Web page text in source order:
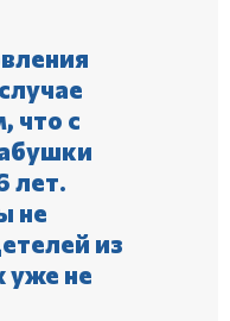
чтo c
лет.
не
из
уже не